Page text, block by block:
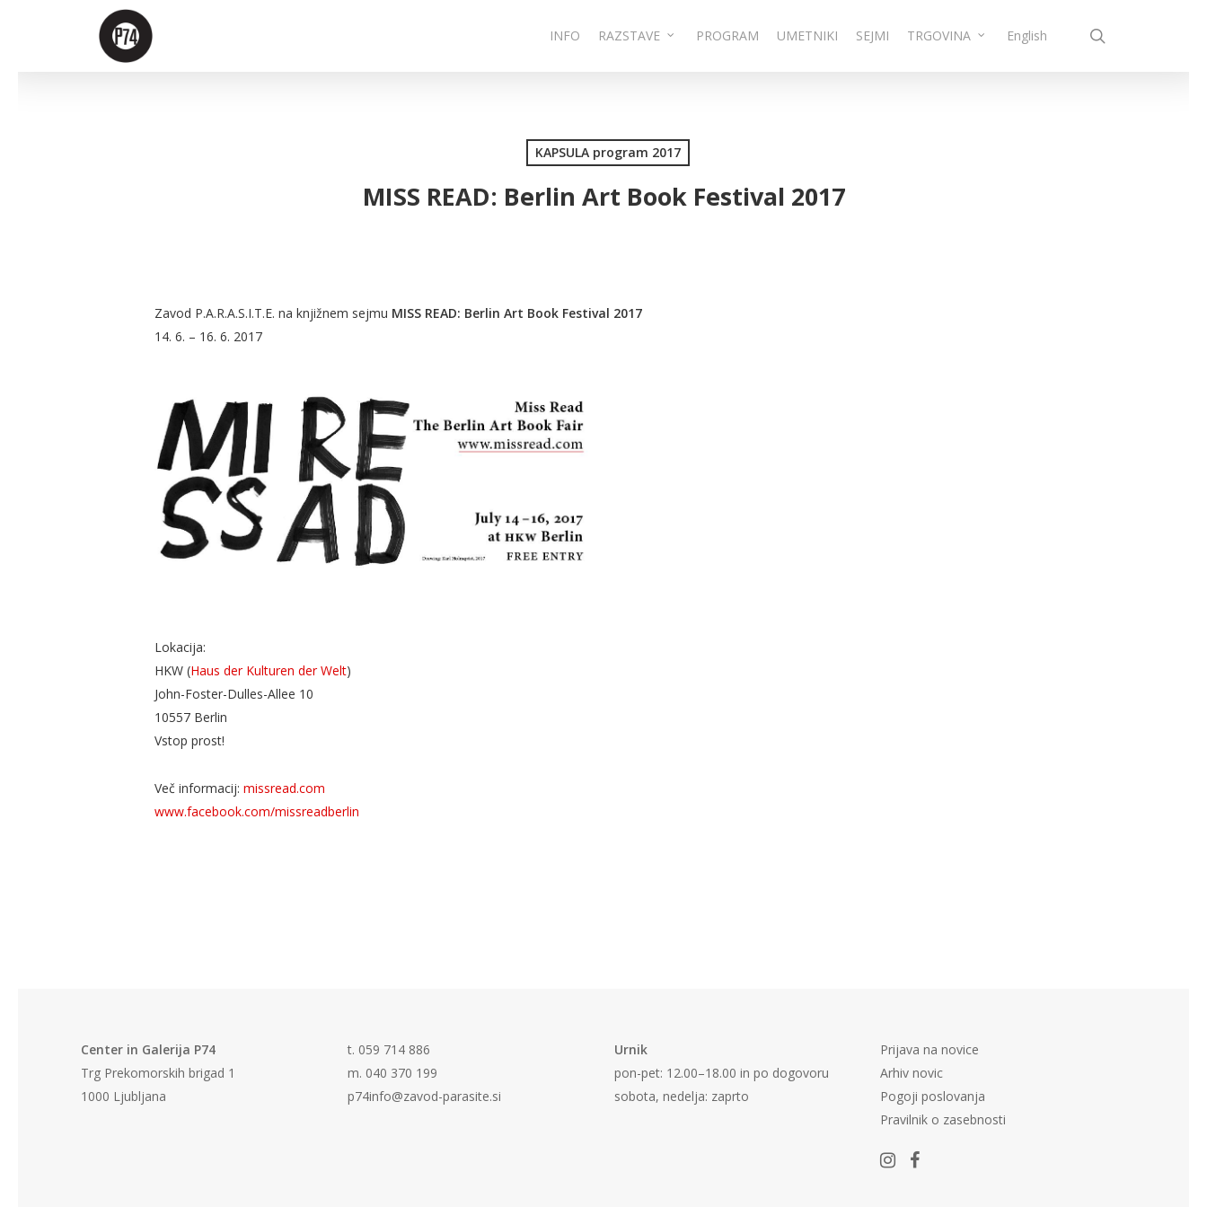
INFO RAZSTAVE PROGRAM UMETNIKI SEJMI TRGOVINA English
KAPSULA program 2017
MISS READ: Berlin Art Book Festival 2017
Zavod P.A.R.A.S.I.T.E. na knjižnem sejmu MISS READ: Berlin Art Book Festival 2017
14. 6. – 16. 6. 2017
Lokacija:
HKW (Haus der Kulturen der Welt)
John-Foster-Dulles-Allee 10
10557 Berlin
Vstop prost!
Več informacij: missread.com
www.facebook.com/missreadberlin
Center in Galerija P74
Trg Prekomorskih brigad 1
1000 Ljubljana
t. 059 714 886
m. 040 370 199
p74info@zavod-parasite.si
Urnik
pon-pet: 12.00–18.00 in po dogovoru
sobota, nedelja: zaprto
Prijava na novice
Arhiv novic
Pogoji poslovanja
Pravilnik o zasebnosti